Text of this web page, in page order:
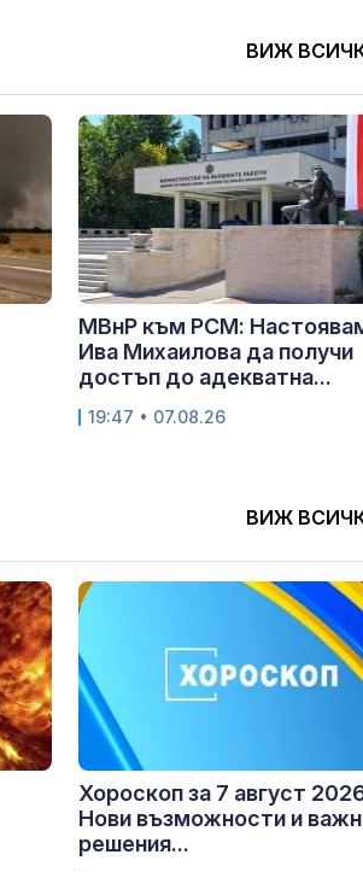
ВИЖ
МВнР към РСМ:
Ива Михаилова да получи
достъп до адекватна...
19:47 • 07.08.26
ВИЖ
Хороскоп за 7 август
Нови възможности и
решения...